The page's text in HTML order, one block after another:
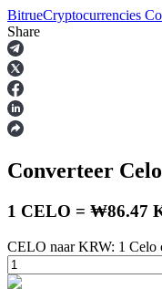
Termijncontracten
USDT-futures
BitrueCryptocurrencies
Share
Converteer Celo
1 CELO = ₩86.47
CELO naar KRW: 1